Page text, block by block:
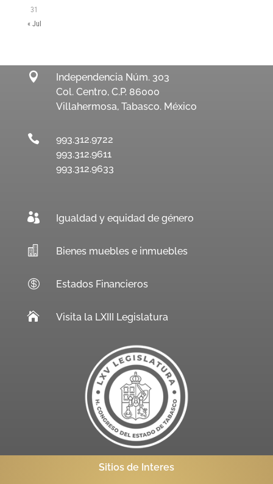
31
« Jul

Independencia Núm. 303
Col. Centro, C.P. 86000
Villahermosa, Tabasco. México

993.312.9722
993.312.9611
993.312.9633
 Igualdad y equidad de género
 Bienes muebles e inmuebles
 Estados Financieros
 Visita la LXIII Legislatura
Sitios de Interes